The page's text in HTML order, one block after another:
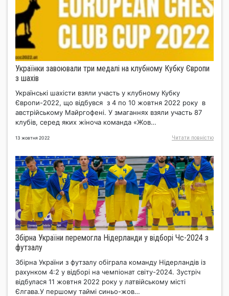
Українки завоювали три медалі на клубному Кубку Європи
з шахів
Українські шахісти взяли участь у клубному Кубку
Європи-2022, що відбувся з 4 по 10 жовтня 2022 року в
австрійському Майргофені. У змаганнях взяли участь 87
клубів, серед яких жіноча команда «Жов…
13 жовтня 2022 Читати повнiстю
Збірна України перемогла Нідерланди у відборі Чс-2024 з
футзалу
Збірна України з футзалу обіграла команду Нідерландів із
рахунком 4:2 у відборі на чемпіонат світу-2024. Зустріч
відбулася 11 жовтня 2022 року у латвійському місті
Єлгава.У першому таймі синьо-жов…